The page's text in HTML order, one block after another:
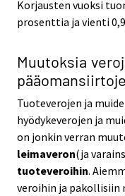
Korjausten vuoksi
prosenttia ja vienti
Muutoksia
Tuoteverojen ja
hyödykeverojen ja
on jonkin verran
leimaveron(ja
tuoteveroihin.
veroihin ja pakollisiin